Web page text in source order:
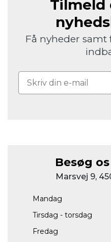
Tilmeld
Få nyheder
Besøg
Marsvej 9,
Mandag
Tirsdag - torsdag
Fredag